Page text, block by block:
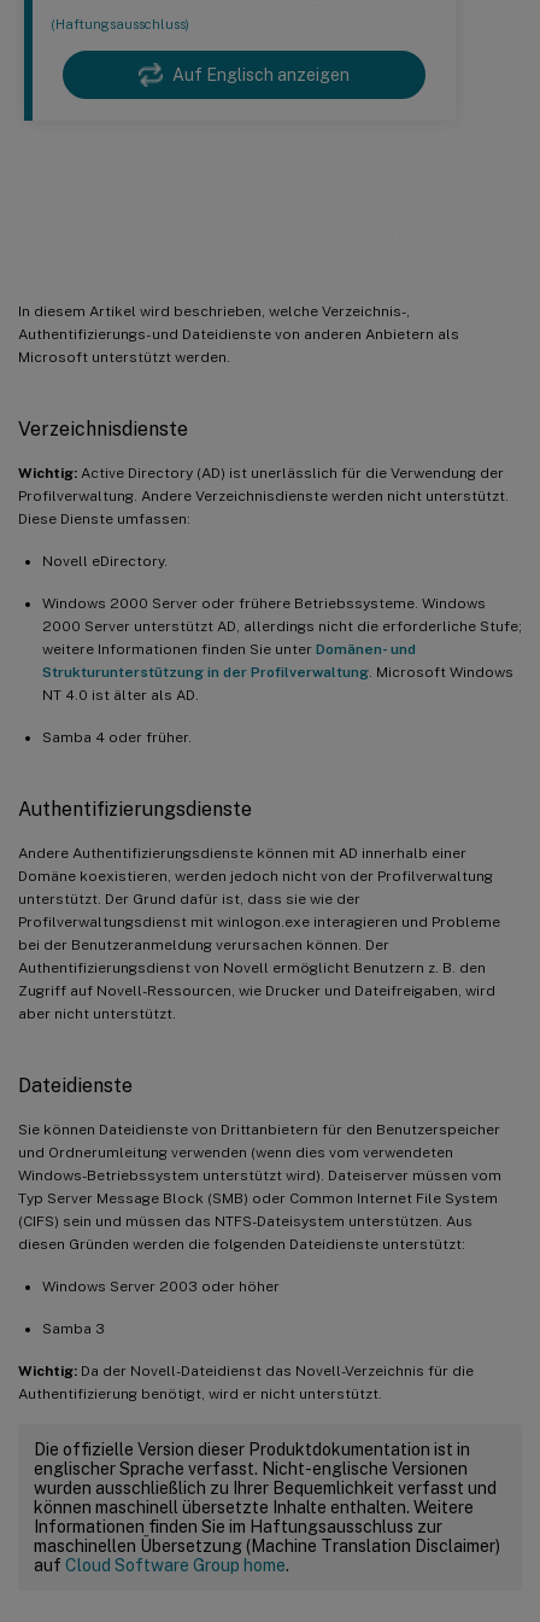
(Haftungsausschluss)
Auf Englisch anzeigen
In diesem Artikel wird beschrieben, welche Verzeichnis-,
Authentifizierungs- und Dateidienste von anderen Anbietern als
Microsoft unterstützt werden.
Verzeichnisdienste
Wichtig: Active Directory (AD) ist unerlässlich für die Verwendung der
Profilverwaltung. Andere Verzeichnisdienste werden nicht unterstützt.
Diese Dienste umfassen:
Novell eDirectory.
Windows 2000 Server oder frühere Betriebssysteme. Windows
2000 Server unterstützt AD, allerdings nicht die erforderliche Stufe;
weitere Informationen finden Sie unter Domänen- und
Strukturunterstützung in der Profilverwaltung . Microsoft Windows
NT 4.0 ist älter als AD.
Samba 4 oder früher.
Authentifizierungsdienste
Andere Authentifizierungsdienste können mit AD innerhalb einer
Domäne koexistieren, werden jedoch nicht von der Profilverwaltung
unterstützt. Der Grund dafür ist, dass sie wie der
Profilverwaltungsdienst mit winlogon.exe interagieren und Probleme
bei der Benutzeranmeldung verursachen können. Der
Authentifizierungsdienst von Novell ermöglicht Benutzern z. B. den
Zugriff auf Novell-Ressourcen, wie Drucker und Dateifreigaben, wird
aber nicht unterstützt.
Dateidienste
Sie können Dateidienste von Drittanbietern für den Benutzerspeicher
und Ordnerumleitung verwenden (wenn dies vom verwendeten
Windows-Betriebssystem unterstützt wird). Dateiserver müssen vom
Typ Server Message Block (SMB) oder Common Internet File System
(CIFS) sein und müssen das NTFS-Dateisystem unterstützen. Aus
diesen Gründen werden die folgenden Dateidienste unterstützt:
Windows Server 2003 oder höher
Samba 3
Wichtig: Da der Novell-Dateidienst das Novell-Verzeichnis für die
Authentifizierung benötigt, wird er nicht unterstützt.
Die offizielle Version dieser Produktdokumentation ist in
englischer Sprache verfasst. Nicht-englische Versionen
wurden ausschließlich zu Ihrer Bequemlichkeit verfasst und
können maschinell übersetzte Inhalte enthalten. Weitere
Informationen finden Sie im Haftungsausschluss zur
maschinellen Übersetzung (Machine Translation Disclaimer)
auf Cloud Software Group home.